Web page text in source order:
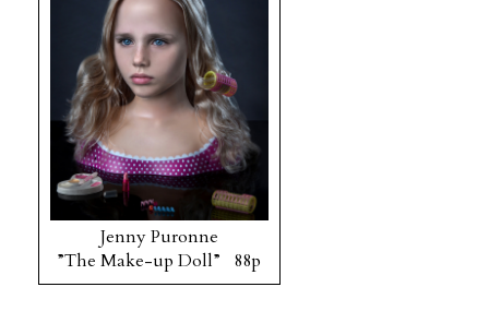
Jenny Puronne
”The Make-up Doll” 88p